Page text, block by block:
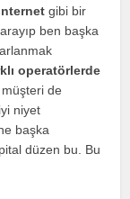
gibi bir
ben başka
operatörlerde
müşteri de
niyet
başka
düzen bu. Bu